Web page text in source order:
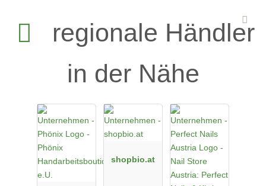
regionale Händler
in der Nähe
shopbio.at